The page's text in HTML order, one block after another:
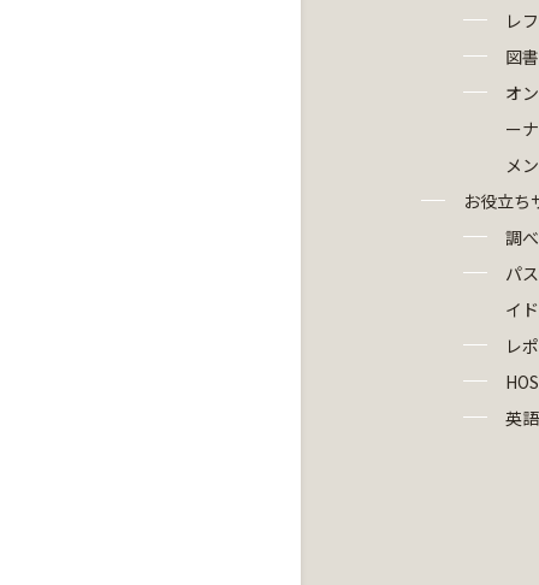
レ
図
オ
ー
メ
お役立ち
調
パ
イド
レ
英